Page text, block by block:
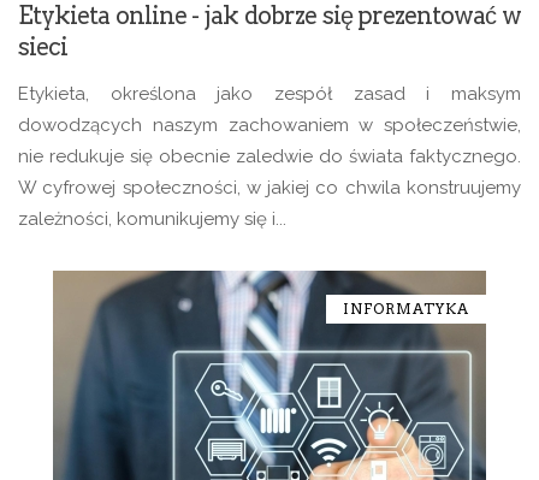
Etykieta online - jak dobrze się prezentować w
sieci
Etykieta, określona jako zespół zasad i maksym
dowodzących naszym zachowaniem w społeczeństwie,
nie redukuje się obecnie zaledwie do świata faktycznego.
W cyfrowej społeczności, w jakiej co chwila konstruujemy
zależności, komunikujemy się i...
INFORMATYKA